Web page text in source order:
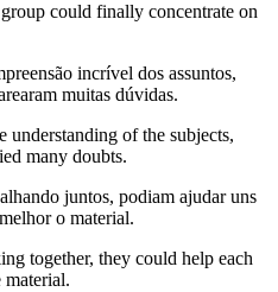
could finally concentrate on
incrível dos assuntos,
muitas dúvidas.
understanding of the subjects,
many doubts.
juntos, podiam ajudar uns
o material.
together, they could help each
material.